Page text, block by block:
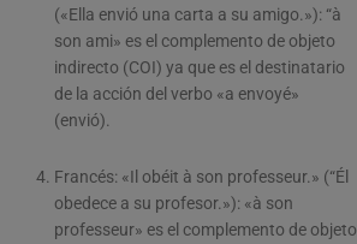
(«Ella envió una carta a su amigo.»): “à
son ami» es el complemento de objeto
indirecto (COI) ya que es el destinatario
de la acción del verbo «a envoyé»
(envió).
Francés: «Il obéit à son professeur.» (“Él
obedece a su profesor.»): «à son
professeur» es el complemento de objeto